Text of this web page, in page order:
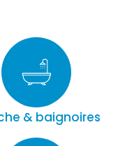
& baignoires